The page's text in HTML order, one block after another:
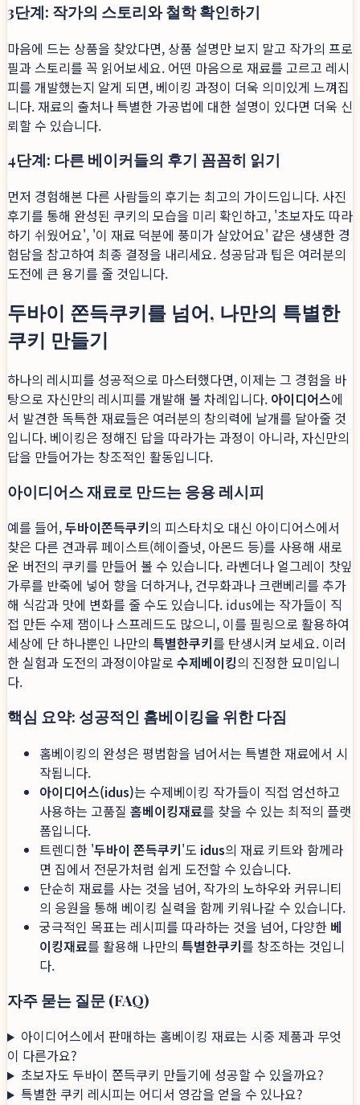
3단계: 작가의 스토리와 철학 확인하기
마음에 드는 상품을 찾았다면, 상품 설명만 보지 말고 작가의 프로
필과 스토리를 꼭 읽어보세요. 어떤 마음으로 재료를 고르고 레시
피를 개발했는지 알게 되면, 베이킹 과정이 더욱 의미있게 느껴집
니다. 재료의 출처나 특별한 가공법에 대한 설명이 있다면 더욱 신
뢰할 수 있습니다.
4단계: 다른 베이커들의 후기 꼼꼼히 읽기
먼저 경험해본 다른 사람들의 후기는 최고의 가이드입니다. 사진
후기를 통해 완성된 쿠키의 모습을 미리 확인하고, '초보자도 따라
하기 쉬웠어요', '이 재료 덕분에 풍미가 살았어요' 같은 생생한 경
험담을 참고하여 최종 결정을 내리세요. 성공담과 팁은 여러분의
도전에 큰 용기를 줄 것입니다.
두바이 쫀득쿠키를 넘어, 나만의 특별한
쿠키 만들기
하나의 레시피를 성공적으로 마스터했다면, 이제는 그 경험을 바
탕으로 자신만의 레시피를 개발해 볼 차례입니다. 아이디어스에
서 발견한 독특한 재료들은 여러분의 창의력에 날개를 달아줄 것
입니다. 베이킹은 정해진 답을 따라가는 과정이 아니라, 자신만의
답을 만들어가는 창조적인 활동입니다.
아이디어스 재료로 만드는 응용 레시피
예를 들어,두바이쫀득쿠키의 피스타치오 대신 아이디어스에서
찾은 다른 견과류 페이스트(헤이즐넛, 아몬드 등)를 사용해 새로
운 버전의 쿠키를 만들어 볼 수 있습니다. 라벤더나 얼그레이 찻잎
가루를 반죽에 넣어 향을 더하거나, 건무화과나 크랜베리를 추가
해 식감과 맛에 변화를 줄 수도 있습니다. idus에는 작가들이 직
접 만든 수제 잼이나 스프레드도 많으니, 이를 필링으로 활용하여
세상에 단 하나뿐인 나만의 특별한쿠키를 탄생시켜 보세요. 이러
한 실험과 도전의 과정이야말로 수제베이킹의 진정한 묘미입니
다.
핵심 요약: 성공적인 홈베이킹을 위한 다짐
홈베이킹의 완성은 평범함을 넘어서는 특별한 재료에서 시
작됩니다.
아이디어스(idus)는 수제베이킹 작가들이 직접 엄선하고
사용하는 고품질 홈베이킹재료를 찾을 수 있는 최적의 플랫
폼입니다.
트렌디한 '두바이 쫀득쿠키'도 idus의 재료 키트와 함께라
면 집에서 전문가처럼 쉽게 도전할 수 있습니다.
단순히 재료를 사는 것을 넘어, 작가의 노하우와 커뮤니티
의 응원을 통해 베이킹 실력을 함께 키워나갈 수 있습니다.
궁극적인 목표는 레시피를 따라하는 것을 넘어, 다양한 베
이킹재료를 활용해 나만의 특별한쿠키를 창조하는 것입니
다.
자주 묻는 질문 (FAQ)
아이디어스에서 판매하는 홈베이킹 재료는 시중 제품과 무엇
이 다른가요?
초보자도 두바이 쫀득쿠키 만들기에 성공할 수 있을까요?
특별한 쿠키 레시피는 어디서 영감을 얻을 수 있나요?